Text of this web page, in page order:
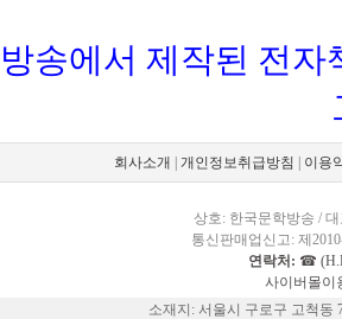
송에서 제작된 전자
회사소개 개인정보취급방침 이용
상호: 한국문학방송 /
통신판매업신고: 제
연락처: ☎
사이버몰이
소재지: 서울시 구로구 고척동